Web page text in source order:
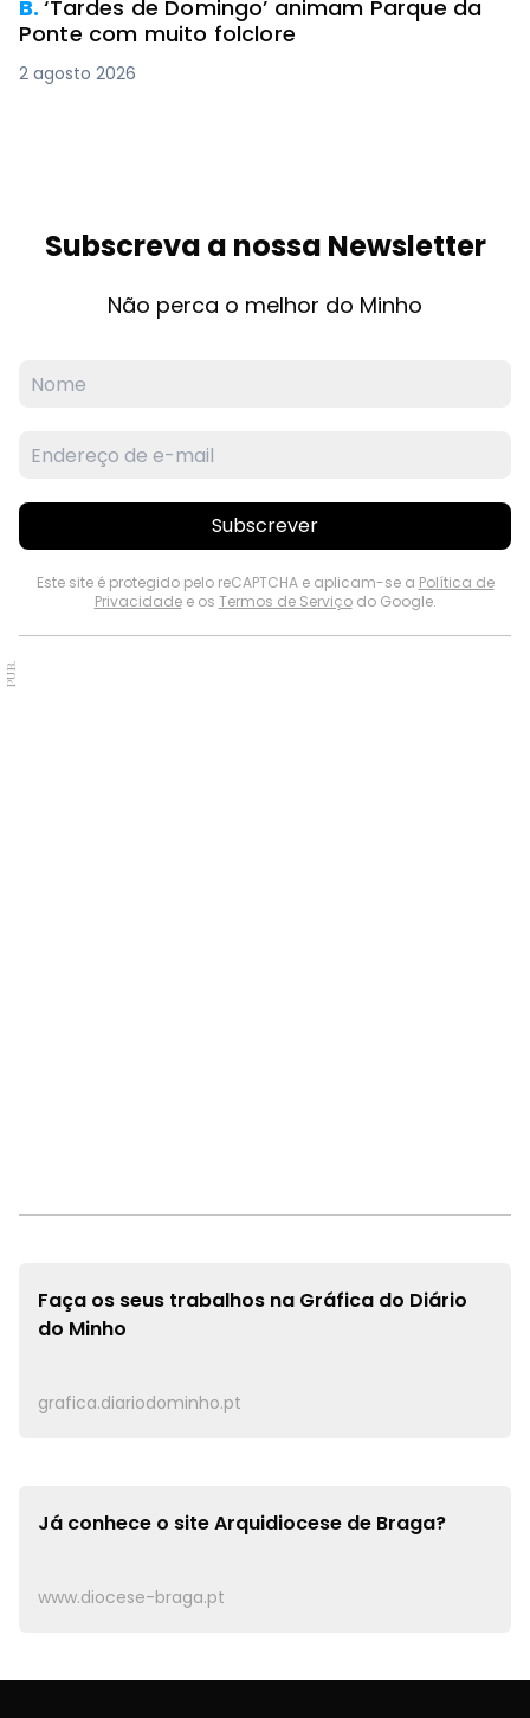
B.‘Tardes de Domingo’ animam Parque da
Ponte com muito folclore
2 agosto 2026
Subscreva a nossa Newsletter
Não perca o melhor do Minho
Subscrever
Este site é protegido pelo reCAPTCHA e aplicam-se a Política de
Privacidadee os Termos de Serviçodo Google.
PUB.
Faça os seus trabalhos na Gráfica do Diário
do Minho
grafica.diariodominho.pt
Já conhece o siteArquidiocese de Braga?
www.diocese-braga.pt